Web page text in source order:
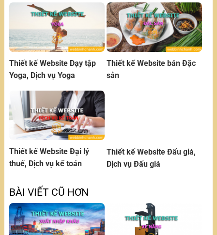
Thiết kế Website Dạy tập
Yoga, Dịch vụ Yoga
Thiết kế Website bán Đặc
sản
Thiết kế Website Đại lý
thuế, Dịch vụ kế toán
Thiết kế Website Đấu giá,
Dịch vụ Đấu giá
BÀI VIẾT CŨ HƠN